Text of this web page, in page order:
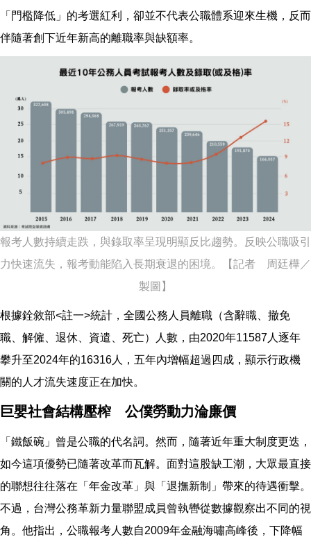
「門檻降低」的考選紅利，卻並不代表公職體系迎來生機，反而
伴隨著創下近年新高的離職率與缺額率。
報考人數持續走跌，與錄取率呈現明顯反比趨勢。反映公職吸引
力快速流失，報考動能陷入長期衰退的困境。【記者 周廷樺／
製圖】
根據銓敘部<註一>統計，全國公務人員離職（含辭職、撤免
職、解僱、退休、資遣、死亡）人數，由2020年11587人逐年
攀升至2024年的16316人，五年內增幅超過四成，顯示行政機
關的人才流失速度正在加快。
巨嬰社會結構壓榨 公僕勞動力淪廉價
「鐵飯碗」曾是公職的代名詞。然而，隨著近年重大制度更迭，
如今這項優勢已隨著改革而瓦解。面對這股缺工潮，大眾最直接
的聯想往往落在「年金改革」與「退撫新制」帶來的待遇衝擊。
不過，台灣公務革新力量聯盟成員曾執轡從數據觀察出不同的視
角。他指出，公職報考人數自2009年金融海嘯高峰後，下降幅